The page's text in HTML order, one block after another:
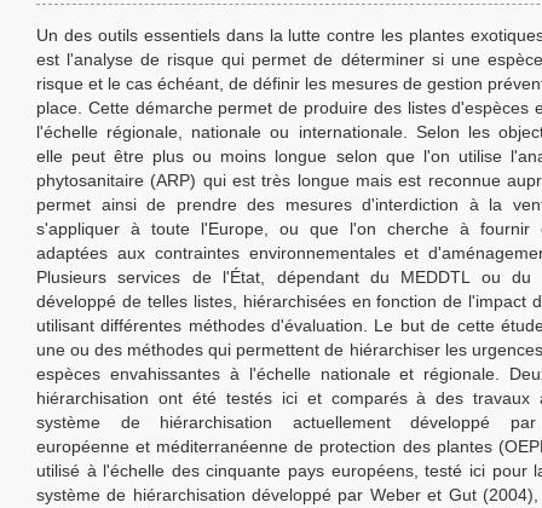
Un des outils essentiels dans la lutte contre les plantes
est l'analyse de risque qui permet de déterminer si une
risque et le cas échéant, de définir les mesures de gestion
place. Cette démarche permet de produire des listes d'espèces
l'échelle régionale, nationale ou internationale. Selon les
elle peut être plus ou moins longue selon que l'on utilise
phytosanitaire (ARP) qui est très longue mais est reconnue
permet ainsi de prendre des mesures d'interdiction à la
s'appliquer à toute l'Europe, ou que l'on cherche à fournir
adaptées aux contraintes environnementales et
Plusieurs services de l'État, dépendant du MEDDTL ou du
développé de telles listes, hiérarchisées en fonction de l'impact
utilisant différentes méthodes d'évaluation. Le but de cette
une ou des méthodes qui permettent de hiérarchiser les
espèces envahissantes à l'échelle nationale et régionale.
hiérarchisation ont été testés ici et comparés à des travaux
système de hiérarchisation actuellement développé par
européenne et méditerranéenne de protection des plantes
utilisé à l'échelle des cinquante pays européens, testé ici pour
système de hiérarchisation développé par Weber et Gut